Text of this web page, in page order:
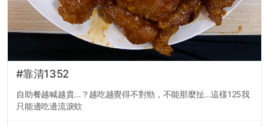
#靠清1352
自助餐越喊越貴...？越吃越覺得不對勁，不能那麼扯...這樣125我
只能邊吃邊流淚欸